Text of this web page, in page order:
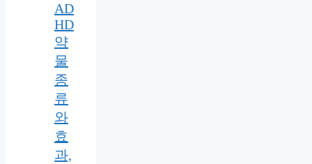
AD
HD
약
물
종
류
와
효
과,